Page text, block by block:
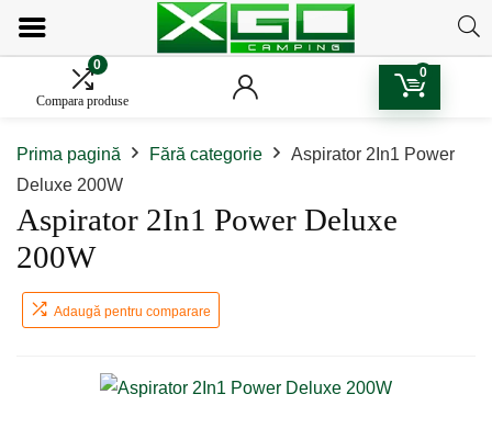
0
Compara produse
0
Prima pagină Fără categorie
Aspirator 2In1 Power
Deluxe 200W
Aspirator 2In1 Power Deluxe
200W
Adaugă pentru comparare